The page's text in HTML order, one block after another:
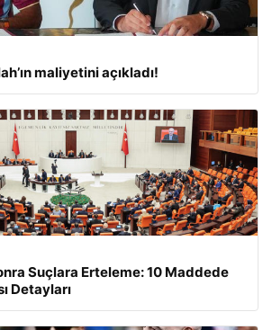
maliyetini açıkladı!
Suçlara Erteleme: 10 Maddede
Detayları